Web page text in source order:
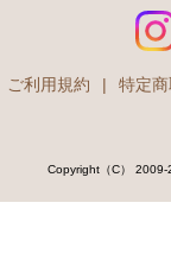
ご利用規約 | 特定
Copyright（C）